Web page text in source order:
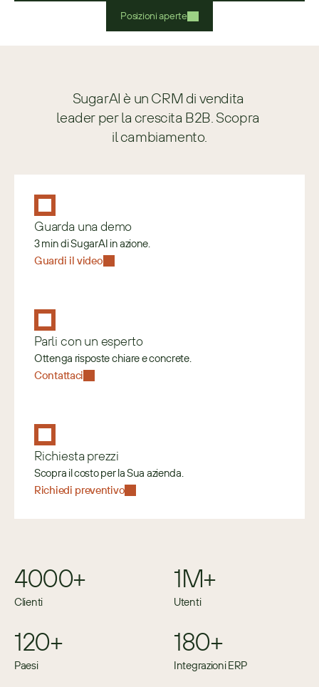
Posizioni aperte
SugarAI è un CRM di vendita
leader per la crescita B2B. Scopra
il cambiamento.
Guarda una demo
3 min di SugarAI in azione.
Guardi il video
Parli con un esperto
Ottenga risposte chiare e concrete.
Contattaci
Richiesta prezzi
Scopra il costo per la Sua azienda.
Richiedi preventivo
4000+
Clienti
1M+
Utenti
120+
Paesi
180+
Integrazioni ERP